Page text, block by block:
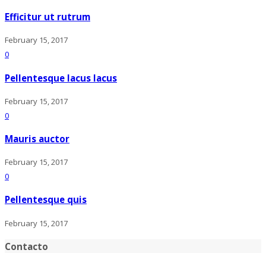
Efficitur ut rutrum
February 15, 2017
0
Pellentesque lacus lacus
February 15, 2017
0
Mauris auctor
February 15, 2017
0
Pellentesque quis
February 15, 2017
Contacto